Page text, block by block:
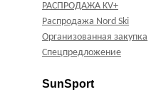
РАСПРОДАЖА KV+
Распродажа Nord Ski
Организованная закупка
Спецпредложение
SunSport